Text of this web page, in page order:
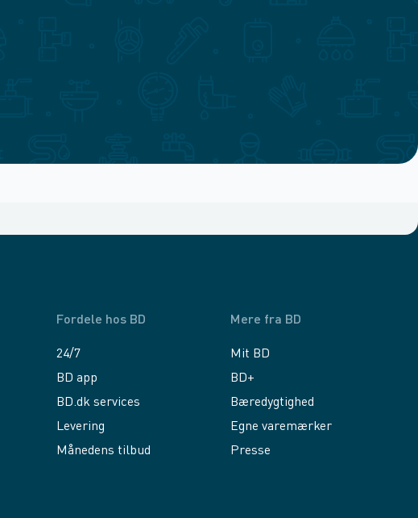
Fordele hos BD
24/7
BD app
BD.dk services
Levering
Månedens tilbud
Mere fra BD
Mit BD
BD+
Bæredygtighed
Egne varemærker
Presse